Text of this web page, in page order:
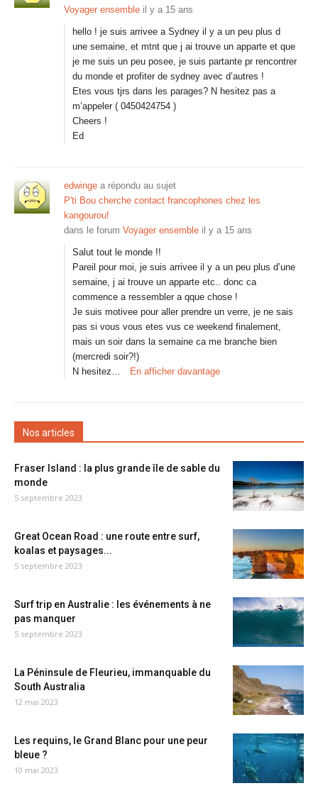
Voyager ensemble il y a 15 ans
hello ! je suis arrivee a Sydney il y a un peu plus d
une semaine, et mtnt que j ai trouve un apparte et que
je me suis un peu posee, je suis partante pr rencontrer
du monde et profiter de sydney avec d’autres !
Etes vous tjrs dans les parages? N hesitez pas a
m’appeler ( 0450424754 )
Cheers !
Ed
edwinge a répondu au sujet
P'ti Bou cherche contact francophones chez les
kangourou!
dans le forum Voyager ensemble il y a 15 ans
Salut tout le monde !!
Pareil pour moi, je suis arrivee il y a un peu plus d’une
semaine, j ai trouve un apparte etc.. donc ca
commence a ressembler a qque chose !
Je suis motivee pour aller prendre un verre, je ne sais
pas si vous vous etes vus ce weekend finalement,
mais un soir dans la semaine ca me branche bien
(mercredi soir?!)
N hesitez…
En afficher davantage
Nos articles
Fraser Island : la plus grande île de sable du
monde
5 septembre 2023
Great Ocean Road : une route entre surf,
koalas et paysages...
5 septembre 2023
Surf trip en Australie : les événements à ne
pas manquer
5 septembre 2023
La Péninsule de Fleurieu, immanquable du
South Australia
12 mai 2023
Les requins, le Grand Blanc pour une peur
bleue ?
10 mai 2023